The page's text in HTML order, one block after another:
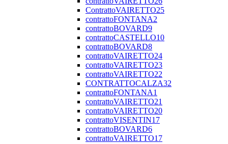
ContrattoVAIRETTO25
contrattoFONTANA2
contrattoBOVARD9
contrattoCASTELLO10
contrattoBOVARD8
contrattoVAIRETTO24
contrattoVAIRETTO23
contrattoVAIRETTO22
CONTRATTOCALZA32
contrattoFONTANA1
contrattoVAIRETTO21
contrattoVAIRETTO20
contrattoVISENTIN17
contrattoBOVARD6
contrattoVAIRETTO17